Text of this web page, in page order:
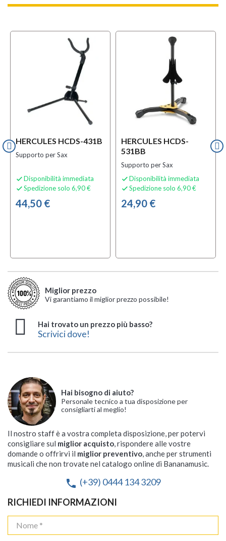
HERCULES HCDS-431B
Supporto per Sax
 Disponibilità immediata
 Spedizione solo 6,90 €
44,50 €
HERCULES HCDS-
531BB
Supporto per Sax
 Disponibilità immediata
 Spedizione solo 6,90 €
24,90 €
Miglior prezzo
Vi garantiamo il miglior prezzo possibile!
Hai trovato un prezzo più basso?
Scrivici dove!
Hai bisogno di aiuto?
Personale tecnico a tua disposizione per
consigliarti al meglio!
Il nostro staff è a vostra completa disposizione, per potervi
consigliare sul miglior acquisto, rispondere alle vostre
domande o offrirvi il miglior preventivo, anche per strumenti
musicali che non trovate nel catalogo online di Bananamusic.
phone (+39) 0444 134 3209
RICHIEDI INFORMAZIONI